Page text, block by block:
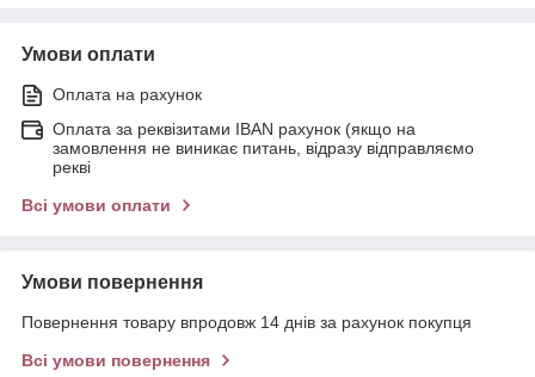
Умови оплати
Оплата на рахунок
Оплата за реквізитами IBAN рахунок (якщо на
замовлення не виникає питань, відразу відправляємо
рекві
Всі умови оплати
Умови повернення
Повернення товару впродовж 14 днів за рахунок покупця
Всі умови повернення